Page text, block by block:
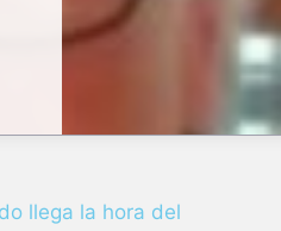
llega la hora del